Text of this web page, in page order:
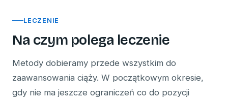
LECZENIE
Na czym polega leczenie
Metody dobieramy przede wszystkim do
zaawansowania ciąży. W początkowym okresie,
gdy nie ma jeszcze ograniczeń co do pozycji